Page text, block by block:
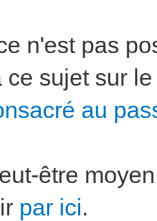
n'est pas
ce sujet sur
au
être
par ici.